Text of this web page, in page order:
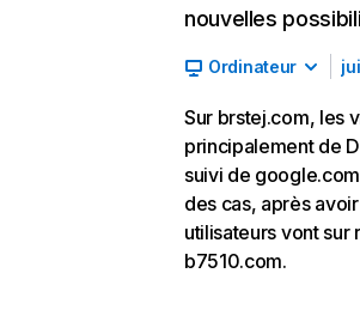
nouvelles
Ordinateur
Sur brstej.com, les
principalement de
suivi de
des cas, après
utilisateurs vont
b7510.com.